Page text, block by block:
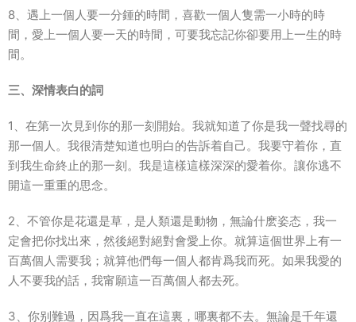
8、遇上一個人要一分鍾的時間，喜歡一個人隻需一小時的時
間，愛上一個人要一天的時間，可要我忘記你卻要用上一生的時
間。
三、深情表白的詞
1、在第一次見到你的那一刻開始。我就知道了你是我一聲找尋的
那一個人。我很清楚知道也明白的告訴着自己。我要守着你，直
到我生命終止的那一刻。我是這樣這樣深深的愛着你。讓你逃不
開這一重重的思念。
2、不管你是花還是草，是人類還是動物，無論什麽姿态，我一
定會把你找出來，然後絕對絕對會愛上你。就算這個世界上有一
百萬個人需要我；就算他們每一個人都肯爲我而死。如果我愛的
人不要我的話，我甯願這一百萬個人都去死。
3、你别難過，因爲我一直在這裏，哪裏都不去。無論是千年還